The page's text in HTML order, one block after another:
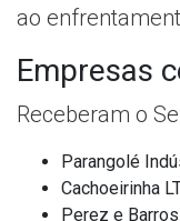
ao
Empresas
Receberam o
Parangolé
Cachoeirinha
Perez e